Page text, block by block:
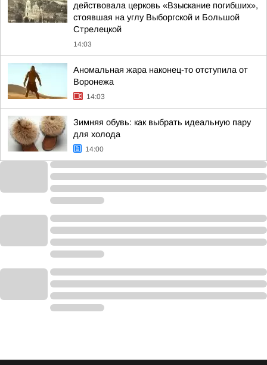
действовала церковь «Взыскание погибших»,
стоявшая на углу Выборгской и Большой
Стрелецкой
14:03
Аномальная жара наконец-то отступила от
Воронежа
14:03
Зимняя обувь: как выбрать идеальную пару
для холода
14:00